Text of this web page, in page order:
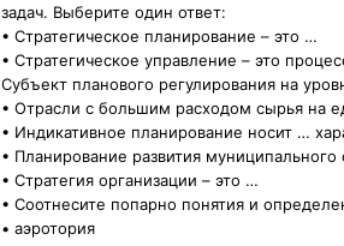
задач. Выберите один ответ:
• Стратегическое планирование – это …
• Стратегическое управление – это
Субъект планового регулирования на
• Отрасли с большим расходом сырья на
• Индикативное планирование носит …
• Планирование развития муниципального
• Стратегия организации – это …
• Соотнесите попарно понятия и
• аэротория